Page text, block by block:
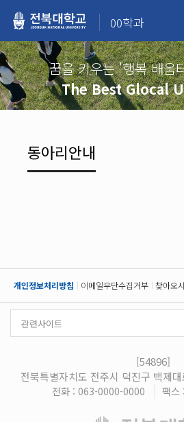
00학과
꿈을 키우는 '행복 배움
The Best Glocal
동아리안내
개인정보처리방침 이메일무단수집거부 찾아오
[54896]
전북특별자치도 전주시 덕진구 백제
전화 : 063-0000-0000 팩스